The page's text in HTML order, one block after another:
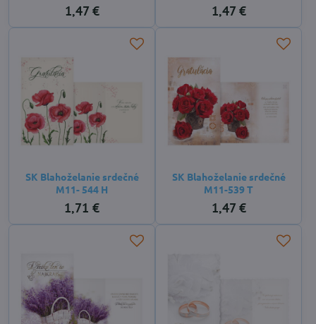
1,47 € 1,47 €
SK Blahoželanie srdečné
M11- 544 H
1,71 €
SK Blahoželanie srdečné
M11-539 T
1,47 €